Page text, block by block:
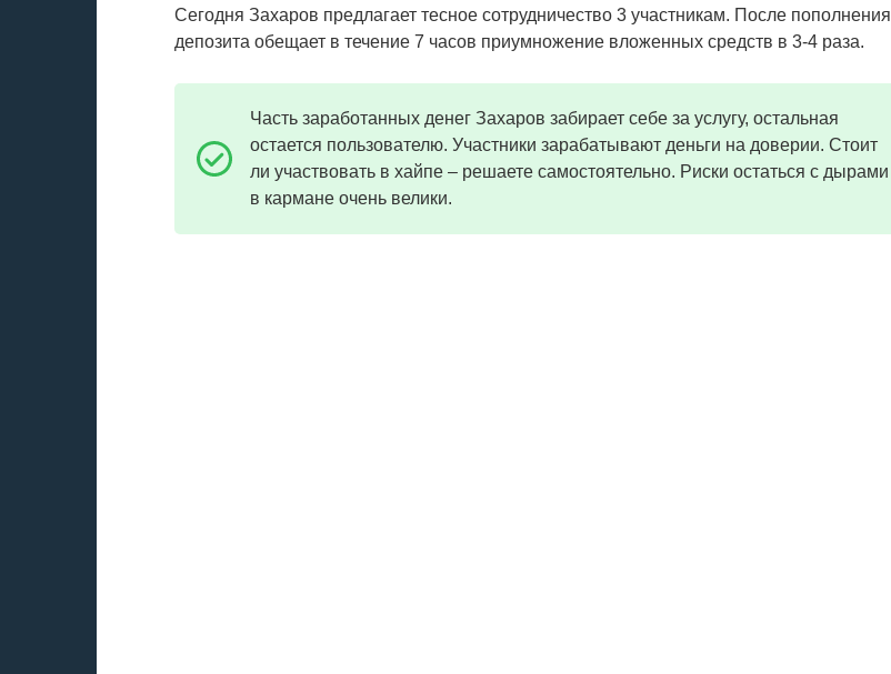
Сегодня Захаров предлагает тесное сотрудничество 3 участникам. После пополнения
депозита обещает в течение 7 часов приумножение вложенных средств в 3-4 раза.
Часть заработанных денег Захаров забирает себе за услугу, остальная
остается пользователю. Участники зарабатывают деньги на доверии. Стоит
ли участвовать в хайпе – решаете самостоятельно. Риски остаться с дырами
в кармане очень велики.